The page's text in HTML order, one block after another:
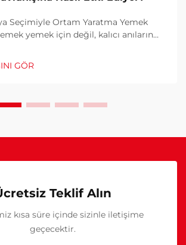
Seçimiyle Ortam Yaratma Yemek
yemek için değil, kalıcı anıların
bağların güçlendiği bir mekândır.
ve sıcak bir ortam...
GÖR
Teklif Alın
kısa süre içinde sizinle iletişime
geçecektir.